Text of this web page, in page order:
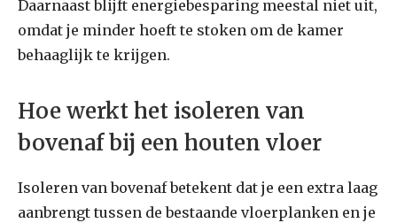
Daarnaast blijft energiebesparing meestal niet uit,
omdat je minder hoeft te stoken om de kamer
behaaglijk te krijgen.
Hoe werkt het isoleren van
bovenaf bij een houten vloer
Isoleren van bovenaf betekent dat je een extra laag
aanbrengt tussen de bestaande vloerplanken en je